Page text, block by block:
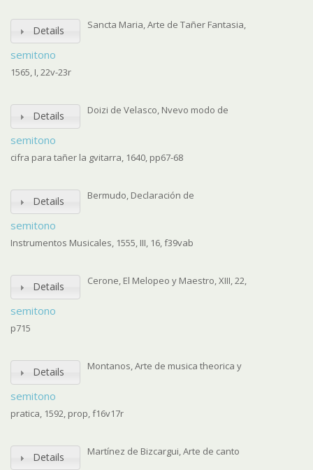
Details
semitono
Sancta Maria, Arte de Tañer Fantasia,
1565, I, 22v-23r
Details
semitono
Doizi de Velasco, Nvevo modo de
cifra para tañer la gvitarra, 1640, pp67-68
Details
semitono
Bermudo, Declaración de
Instrumentos Musicales, 1555, III, 16, f39vab
Details
semitono
Cerone, El Melopeo y Maestro, XIII, 22,
p715
Details
semitono
Montanos, Arte de musica theorica y
pratica, 1592, prop, f16v17r
Details Martínez de Bizcargui, Arte de canto